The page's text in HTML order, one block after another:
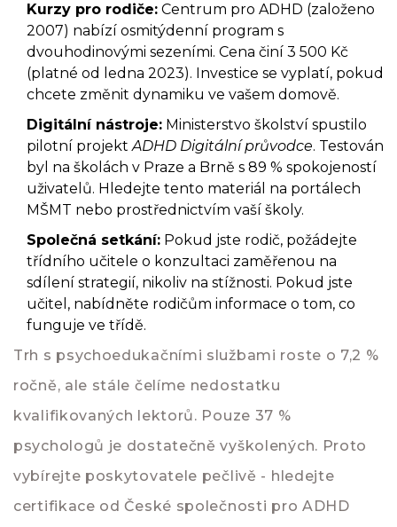
Kurzy pro rodiče: Centrum pro ADHD (založeno
2007) nabízí osmitýdenní program s
dvouhodinovými sezeními. Cena činí 3 500 Kč
(platné od ledna 2023). Investice se vyplatí, pokud
chcete změnit dynamiku ve vašem domově.
Digitální nástroje: Ministerstvo školství spustilo
pilotní projektADHD Digitální průvodce. Testován
byl na školách v Praze a Brně s 89 % spokojeností
uživatelů. Hledejte tento materiál na portálech
MŠMT nebo prostřednictvím vaší školy.
Společná setkání: Pokud jste rodič, požádejte
třídního učitele o konzultaci zaměřenou na
sdílení strategií, nikoliv na stížnosti. Pokud jste
učitel, nabídněte rodičům informace o tom, co
funguje ve třídě.
Trh s psychoedukačními službami roste o 7,2 %
ročně, ale stále čelíme nedostatku
kvalifikovaných lektorů. Pouze 37 %
psychologů je dostatečně vyškolených. Proto
vybírejte poskytovatele pečlivě - hledejte
certifikace od České společnosti pro ADHD